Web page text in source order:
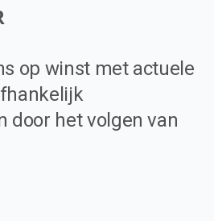
op winst met actuele
door het volgen van